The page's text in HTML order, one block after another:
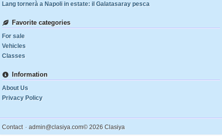
Lang tornerà a Napoli in estate: il Galatasaray pesca
Favorite categories
For sale
Vehicles
Classes
Information
About Us
Privacy Policy
Contact . admin@clasiya.com© 2026 Clasiya